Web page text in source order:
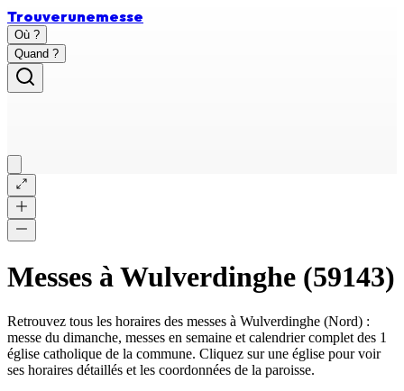
Trouverunemesse
Où ?
Quand ?
Messes àWulverdinghe (59143)
Retrouvez tous les horaires des messes à Wulverdinghe (Nord) :
messe du dimanche, messes en semaine et calendrier complet des 1
église catholique de la commune. Cliquez sur une église pour voir
ses horaires détaillés et les coordonnées de la paroisse.